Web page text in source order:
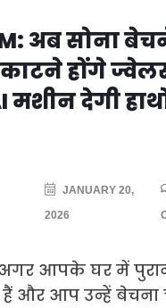
अब सोना
होंगे
मशीन देगी
JANUARY 20,
2026
आपके घर में
और आप उन्हें बेचना